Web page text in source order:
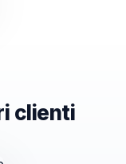
clienti